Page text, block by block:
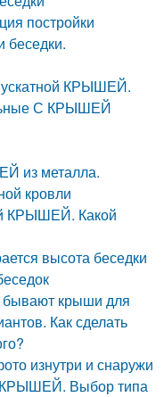
постройки
КРЫШЕЙ.
С КРЫШЕЙ
из металла.
кровли
КРЫШЕЙ. Какой
высота беседки
бывают крыши для
Как сделать
изнутри и снаружи
КРЫШЕЙ. Выбор типа